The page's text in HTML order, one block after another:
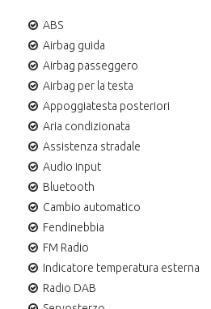
ABS
Airbag guida
Airbag passeggero
Airbag per la testa
Appoggiatesta posteriori
Aria condizionata
Assistenza stradale
Audio input
Bluetooth
Cambio automatico
Fendinebbia
FM Radio
Indicatore temperatura esterna
Radio DAB